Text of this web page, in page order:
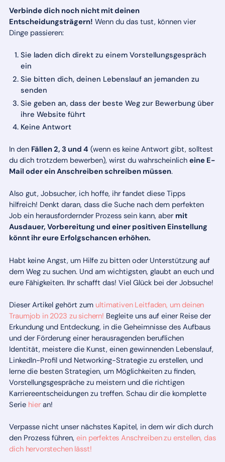
Verbinde dich noch nicht mit deinen
Entscheidungsträgern! Wenn du das tust, können vier
Dinge passieren:
Sie laden dich direkt zu einem Vorstellungsgespräch
ein
Sie bitten dich, deinen Lebenslauf an jemanden zu
senden
Sie geben an, dass der beste Weg zur Bewerbung über
ihre Website führt
Keine Antwort
In den Fällen 2, 3 und 4 (wenn es keine Antwort gibt, solltest
du dich trotzdem bewerben), wirst du wahrscheinlicheine E-
Mail oder ein Anschreiben schreiben müssen.
Also gut, Jobsucher, ich hoffe, ihr fandet diese Tipps
hilfreich! Denkt daran, dass die Suche nach dem perfekten
Job ein herausfordernder Prozess sein kann, aber mit
Ausdauer, Vorbereitung und einer positiven Einstellung
könnt ihr eure Erfolgschancen erhöhen.
Habt keine Angst, um Hilfe zu bitten oder Unterstützung auf
dem Weg zu suchen. Und am wichtigsten, glaubt an euch und
eure Fähigkeiten. Ihr schafft das! Viel Glück bei der Jobsuche!
Dieser Artikel gehört zum ultimativen Leitfaden, um deinen
Traumjob in 2023 zu sichern! Begleite uns auf einer Reise der
Erkundung und Entdeckung, in die Geheimnisse des Aufbaus
und der Förderung einer herausragenden beruflichen
Identität, meistere die Kunst, einen gewinnenden Lebenslauf,
LinkedIn-Profil und Networking-Strategie zu erstellen, und
lerne die besten Strategien, um Möglichkeiten zu finden,
Vorstellungsgespräche zu meistern und die richtigen
Karriereentscheidungen zu treffen. Schau dir die komplette
Serie hieran!
Verpasse nicht unser nächstes Kapitel, in dem wir dich durch
den Prozess führen,ein perfektes Anschreiben zu erstellen, das
dich hervorstechen lässt!